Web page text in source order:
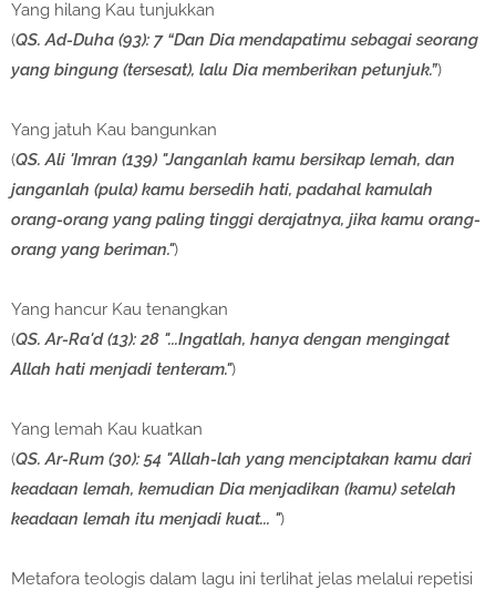
Yang hilang Kau tunjukkan
(QS. Ad-Duha (93): 7 “Dan Dia mendapatimu sebagai seorang
yang bingung (tersesat), lalu Dia memberikan petunjuk.”)
Yang jatuh Kau bangunkan
(QS. Ali 'Imran (139) "Janganlah kamu bersikap lemah, dan
janganlah (pula) kamu bersedih hati, padahal kamulah
orang-orang yang paling tinggi derajatnya, jika kamu orang-
orang yang beriman.")
Yang hancur Kau tenangkan
(QS. Ar-Ra'd (13): 28 "...Ingatlah, hanya dengan mengingat
Allah hati menjadi tenteram.")
Yang lemah Kau kuatkan
(QS. Ar-Rum (30): 54 "Allah-lah yang menciptakan kamu dari
keadaan lemah, kemudian Dia menjadikan (kamu) setelah
keadaan lemah itu menjadi kuat... ")
Metafora teologis dalam lagu ini terlihat jelas melalui repetisi